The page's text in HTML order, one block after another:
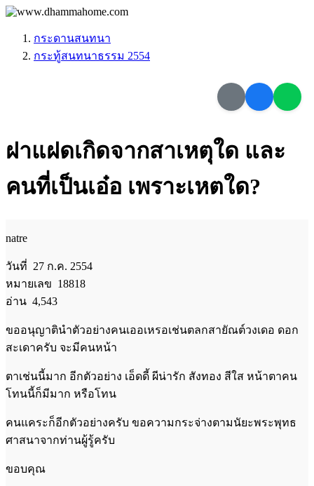
กระดานสนทนา
กระทู้สนทนาธรรม 2554
ฝาแฝดเกิดจากสาเหตุใด และ
คนที่เป็นเอ๋อ เพราะเหตใด?
natre
วันที่ 27 ก.ค. 2554
หมายเลข 18818
อ่าน 4,543
ขออนุญาตินำตัวอย่างคนเออเหรอเช่นตลกสายัณต์วงเดอ ดอก
สะเดาครับ จะมีคนหน้า
ตาเช่นนี้มาก อีกตัวอย่าง เอ็ดดี้ ผีน่ารัก สังทอง สีใส หน้าตาคน
โทนนี้ก็มีมาก หรือโทน
คนแคระก็อีกตัวอย่างครับ ขอความกระจ่างตามนัยะพระพุทธ
ศาสนาจากท่านผู้รู้ครับ
ขอบคุณ